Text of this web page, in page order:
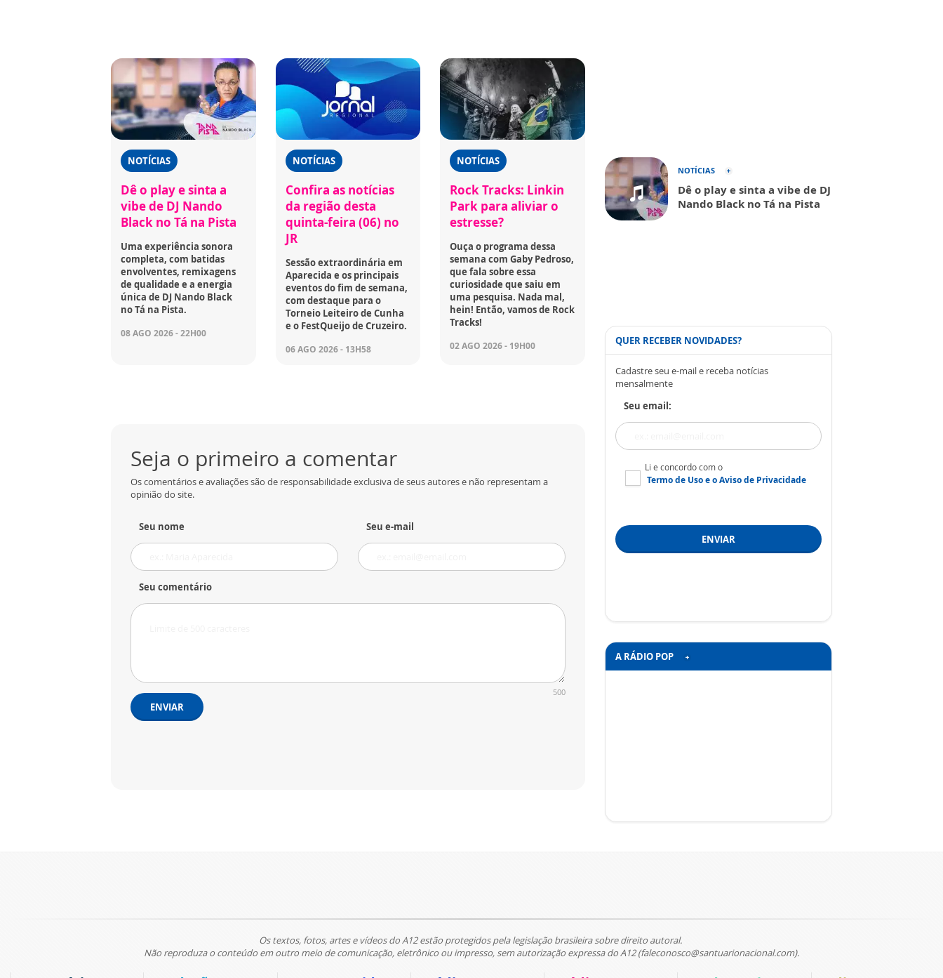
NOTÍCIAS
Dê o play e sinta a
vibe de DJ Nando
Black no Tá na Pista
Uma experiência sonora
completa, com batidas
envolventes, remixagens
de qualidade e a energia
única de DJ Nando Black
no Tá na Pista.
08 AGO 2026 - 22H00
NOTÍCIAS
Confira as notícias
da região desta
quinta-feira (06) no
JR
Sessão extraordinária em
Aparecida e os principais
eventos do fim de semana,
com destaque para o
Torneio Leiteiro de Cunha
e o FestQueijo de Cruzeiro.
06 AGO 2026 - 13H58
NOTÍCIAS
Rock Tracks: Linkin
Park para aliviar o
estresse?
Ouça o programa dessa
semana com Gaby Pedroso,
que fala sobre essa
curiosidade que saiu em
uma pesquisa. Nada mal,
hein! Então, vamos de Rock
Tracks!
02 AGO 2026 - 19H00
Seja o primeiro a comentar
Os comentários e avaliações são de responsabilidade exclusiva de seus autores e não representam a
opinião do site.
Seu nome Seu e-mail
Seu comentário
500
ENVIAR
NOTÍCIAS
Dê o play e sinta a vibe de DJ
Nando Black no Tá na Pista
QUER RECEBER NOVIDADES?
Cadastre seu e-mail e receba notícias
mensalmente
Seu email:
Li e concordo com o
Termo de Usoe oAviso de Privacidade
ENVIAR
A RÁDIO POP
Os textos, fotos, artes e vídeos do A12 estão protegidos pela legislação brasileira sobre direito autoral.
Não reproduza o conteúdo em outro meio de comunicação, eletrônico ou impresso, sem autorização expressa do A12 (faleconosco@santuarionacional.com).